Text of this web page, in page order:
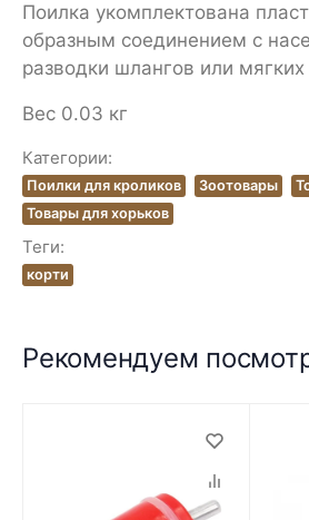
Поилка укомплектована
образным соединением с
разводки шлангов или мягких
Вес 0.03 кг
Категории:
Поилки для кроликов Зоотовары
Товары для хорьков
Теги:
корти
Рекомендуем